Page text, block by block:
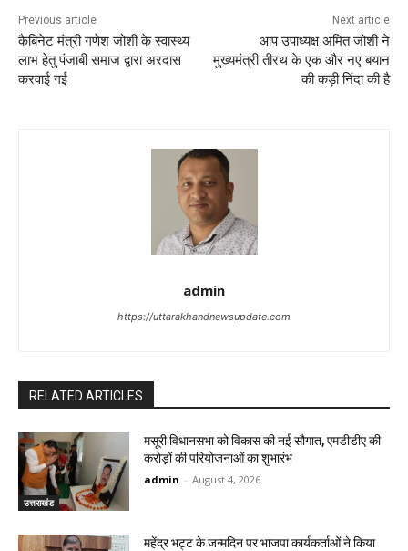
Previous article
कैबिनेट मंत्री गणेश जोशी के स्वास्थ्य
लाभ हेतु पंजाबी समाज द्वारा अरदास
करवाई गई
Next article
आप उपाध्यक्ष अमित जोशी ने
मुख्यमंत्री तीरथ के एक और नए बयान
की कड़ी निंदा की है
admin
https://uttarakhandnewsupdate.com
RELATED ARTICLES
उत्तराखंड
मसूरी विधानसभा को विकास की नई सौगात, एमडीडीए की
करोड़ों की परियोजनाओं का शुभारंभ
admin - August 4, 2026
महेंद्र भट्ट के जन्मदिन पर भाजपा कार्यकर्ताओं ने किया